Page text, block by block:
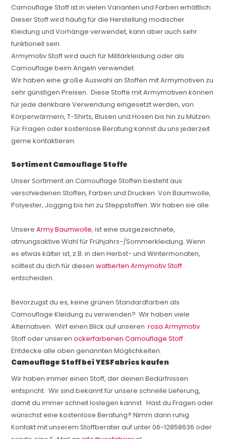
Camouflage Stoff ist in vielen Varianten und Farben erhältlich.
Dieser Stoff wird häufig für die Herstellung modischer
Kleidung und Vorhänge verwendet, kann aber auch sehr
funktionell sein.
Armymotiv Stoff wird auch für Militärkleidung oder als
Camouflage beim Angeln verwendet.
Wir haben eine große Auswahl an Stoffen mit Armymotiven zu
sehr günstigen Preisen. Diese Stoffe mit Armymotiven können
für jede denkbare Verwendung eingesetzt werden, von
Körperwärmern, T-Shirts, Blusen und Hosen bis hin zu Mützen.
Für Fragen oder kostenlose Beratung kannst du uns jederzeit
gerne kontaktieren.
Sortiment Camouflage Stoffe
Unser Sortiment an Camouflage Stoffen besteht aus
verschiedenen Stoffen, Farben und Drucken. Von Baumwolle,
Polyester, Jogging bis hin zu Steppstoffen. Wir haben sie alle.
UnsereArmy Baumwolle, ist eine ausgezeichnete,
atmungsaktive Wahl für Frühjahrs-/Sommerkleidung. Wenn
es etwas kälter ist, z.B. in den Herbst- und Wintermonaten,
solltest du dich für diesenwattierten Armymotiv Stoff
entscheiden.
Bevorzugst du es, keine grünen Standardfarben als
Camouflage Kleidung zu verwenden? Wir haben viele
Alternativen. Wirf einen Blick auf unserenrosa Armymotiv
Stoff oder unserenockerfarbenen Camouflage Stoff .
Entdecke alle oben genannten Möglichkeiten.
Camouflage Stoff bei YESFabrics kaufen
Wir haben immer einen Stoff, der deinen Bedürfnissen
entspricht. Wir sind bekannt für unsere schnelle Lieferung,
damit du immer schnell loslegen kannst. Hast du Fragen oder
wünschst eine kostenlose Beratung? Nimm dann ruhig
Kontakt mit unserem Stoffberater auf unter 06-12858636 oder